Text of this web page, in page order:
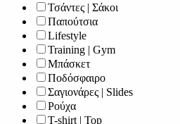
Τσάντες | Σάκοι
Παπούτσια
Lifestyle
Training | Gym
Μπάσκετ
Ποδόσφαιρο
Σαγιονάρες | Slides
Ρούχα
T-shirt | Top